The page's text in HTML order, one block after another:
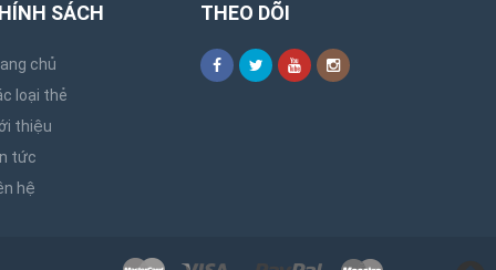
SÁCH
chủ
loại thẻ
thiệu
tức
hệ
THEO DÕI